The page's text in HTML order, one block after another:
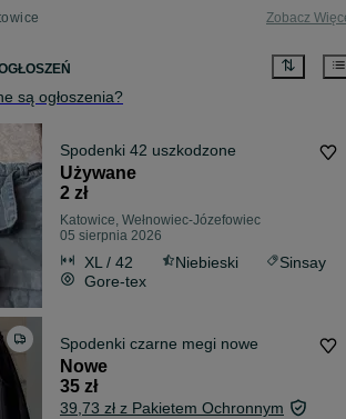
Zobacz
są ogłoszenia?
Spodenki 42 uszkodzone
Używane
2 zł
Katowice, Wełnowiec-Józefowiec
05 sierpnia 2026
XL / 42 Niebieski
Sinsay
Gore-tex
Spodenki czarne megi nowe
Nowe
35 zł
39,73 zł z Pakietem Ochronnym